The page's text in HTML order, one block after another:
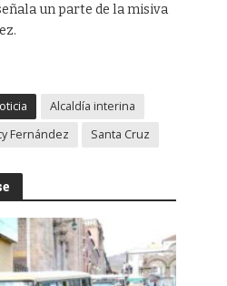
un parte de la misiva
Alcaldía interina
Fernández Santa Cruz